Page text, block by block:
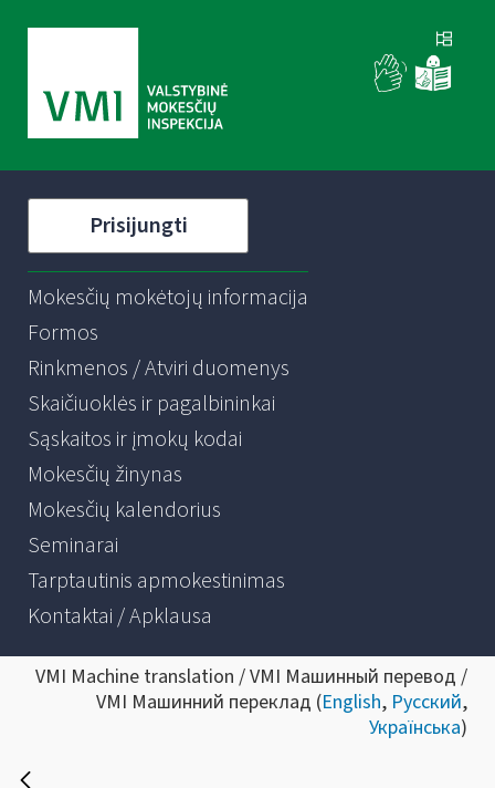
Prisijungti
Mokesčių mokėtojų informacija
Formos
Rinkmenos / Atviri duomenys
Skaičiuoklės ir pagalbininkai
Sąskaitos ir įmokų kodai
Mokesčių žinynas
Mokesčių kalendorius
Seminarai
Tarptautinis apmokestinimas
Kontaktai / Apklausa
VMI Machine translation / VMI Машинный перевод /
VMI Машинний переклад (English, Русский,
Українська)